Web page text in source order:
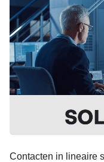
Contacten in lineaire